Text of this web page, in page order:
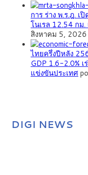
การ ร่าง พ.ร.ฎ. เ
โนเรล 12.54 กม
สิงหาคม 5, 2026
ไทยครึ่งปีหลัง
GDP 1.6-2.0%
แข่งขันประเทศ
DIGI NEWS